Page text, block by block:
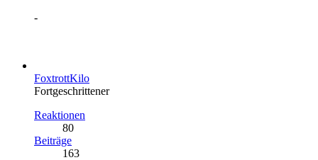
-
FoxtrottKilo
Fortgeschrittener
Reaktionen
80
Beiträge
163